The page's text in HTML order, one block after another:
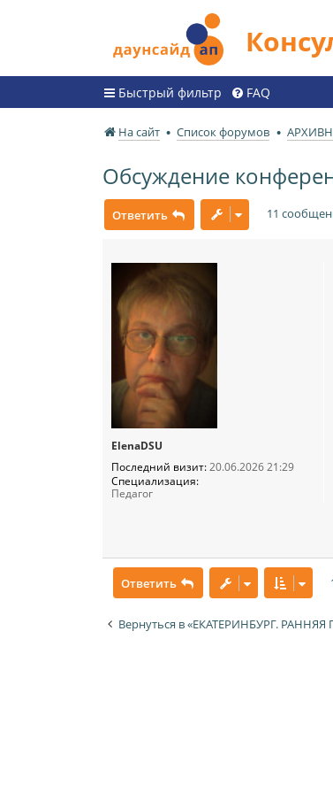
Быстрый фильтр FAQ
На сайт Список форумов
Обсуждение
Ответить 11
ElenaDSU
Последний визит:20.06.2026 21:29
Специализация:
Педагог
Ответить
Вернуться в «ЕКАТЕРИНБУРГ.